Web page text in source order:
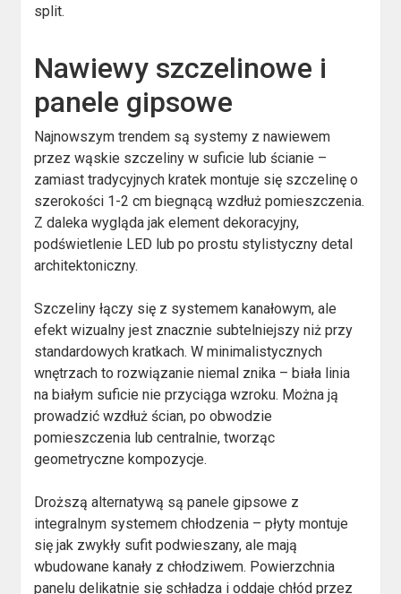
split.
Nawiewy szczelinowe i
panele gipsowe
Najnowszym trendem są systemy z nawiewem
przez wąskie szczeliny w suficie lub ścianie –
zamiast tradycyjnych kratek montuje się szczelinę o
szerokości 1-2 cm biegnącą wzdłuż pomieszczenia.
Z daleka wygląda jak element dekoracyjny,
podświetlenie LED lub po prostu stylistyczny detal
architektoniczny.
Szczeliny łączy się z systemem kanałowym, ale
efekt wizualny jest znacznie subtelniejszy niż przy
standardowych kratkach. W minimalistycznych
wnętrzach to rozwiązanie niemal znika – biała linia
na białym suficie nie przyciąga wzroku. Można ją
prowadzić wzdłuż ścian, po obwodzie
pomieszczenia lub centralnie, tworząc
geometryczne kompozycje.
Droższą alternatywą są panele gipsowe z
integralnym systemem chłodzenia – płyty montuje
się jak zwykły sufit podwieszany, ale mają
wbudowane kanały z chłodziwem. Powierzchnia
panelu delikatnie się schładza i oddaje chłód przez